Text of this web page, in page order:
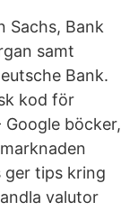
Sachs, Bank
samt
Bank.
kod för
böcker,
ger tips kring
valutor